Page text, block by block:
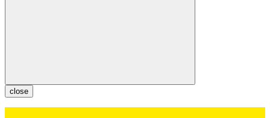
close